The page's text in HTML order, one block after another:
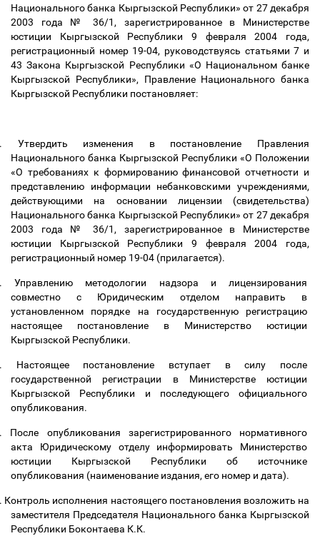
Национального банка Кыргызской Республики» от 27 декабря
2003 года № 36/1, зарегистрированное в Министерстве
юстиции Кыргызской Республики 9 февраля 2004 года,
регистрационный номер 19-04, руководствуясь статьями 7 и
43 Закона Кыргызской Республики «О Национальном банке
Кыргызской Республики», Правление Национального банка
Кыргызской Республики постановляет:
Утвердить изменения в постановление Правления
Национального банка Кыргызской Республики «О Положении
«О требованиях к формированию финансовой отчетности и
представлению информации небанковскими учреждениями,
действующими на основании лицензии (свидетельства)
Национального банка Кыргызской Республики» от 27 декабря
2003 года № 36/1, зарегистрированное в Министерстве
юстиции Кыргызской Республики 9 февраля 2004 года,
регистрационный номер 19-04 (прилагается).
Управлению методологии надзора и лицензирования
совместно с Юридическим отделом направить в
установленном порядке на государственную регистрацию
настоящее постановление в Министерство юстиции
Кыргызской Республики.
Настоящее постановление вступает в силу после
государственной регистрации в Министерстве юстиции
Кыргызской Республики и последующего официального
опубликования.
После опубликования зарегистрированного нормативного
акта Юридическому отделу информировать Министерство
юстиции Кыргызской Республики об источнике
опубликования (наименование издания, его номер и дата).
Контроль исполнения настоящего постановления возложить на
заместителя Председателя Национального банка Кыргызской
Республики Боконтаева К.К.